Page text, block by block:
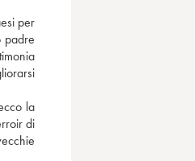
per
padre
la
di